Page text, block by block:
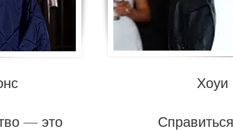
— это
Хоуи